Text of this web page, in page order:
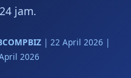
jam.
| 22 April 2026 |
2026